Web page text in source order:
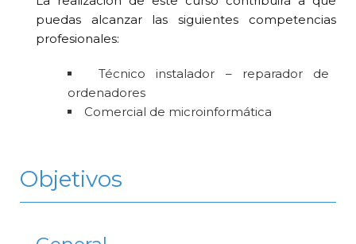
puedas alcanzar las siguientes competencias
profesionales:
Técnico instalador – reparador de
ordenadores
Comercial de microinformática
Objetivos